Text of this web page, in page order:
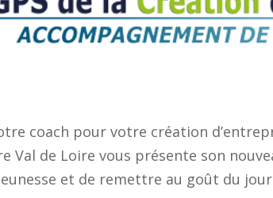
coach pour votre création
Val de Loire vous présente son
et de remettre au goût du